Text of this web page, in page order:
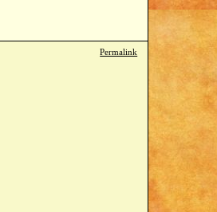
Permalink